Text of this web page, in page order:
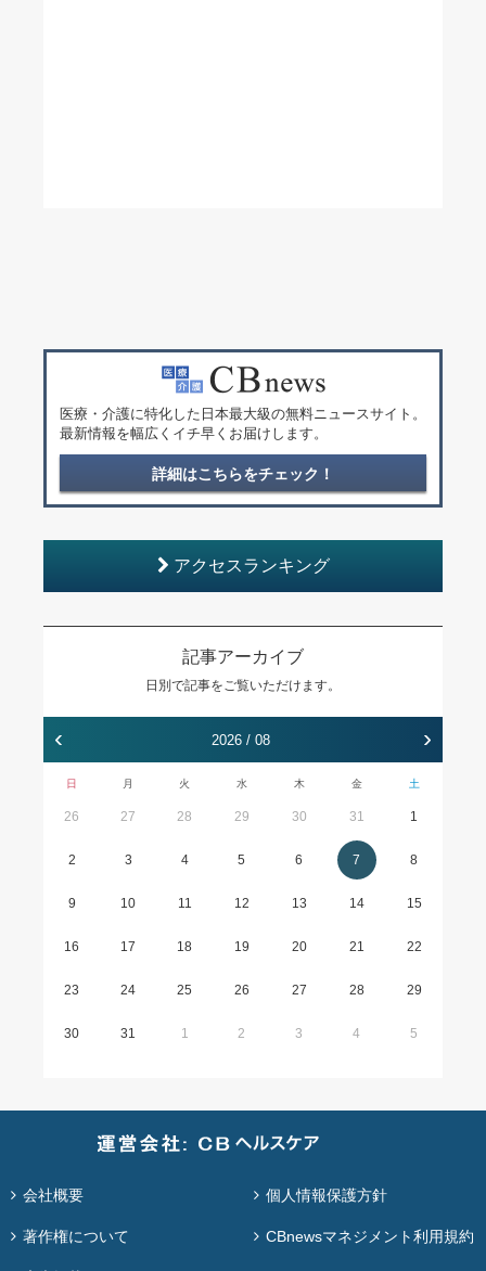
医療・介護に特化した日本最大級の無料ニュースサイト。
最新情報を幅広くイチ早くお届けします。
詳細はこちらをチェック！
アクセスランキング
記事アーカイブ
日別で記事をご覧いただけます。
‹ 2026 / 08 ›
日 月 火 水 木 金 土
26 27 28 29 30 31 1
2 3 4 5 6 7 8
9 10 11 12 13 14 15
16 17 18 19 20 21 22
23 24 25 26 27 28 29
30 31 1 2 3 4 5
会社概要 個人情報保護方針
著作権について CBnewsマネジメント利用規約